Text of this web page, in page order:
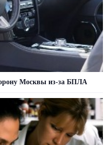
Москвы из-за БПЛА